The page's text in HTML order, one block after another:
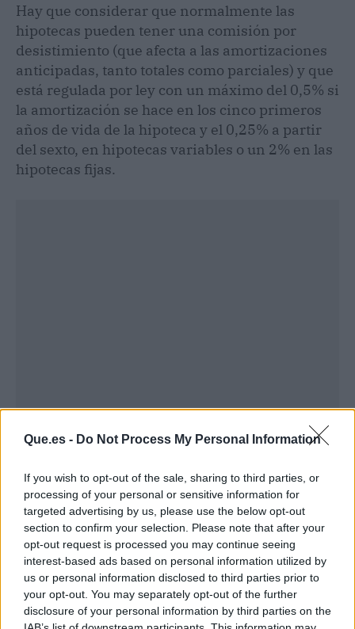
Que.es - Do Not Process My Personal Information
If you wish to opt-out of the sale, sharing to third parties, or
processing of your personal or sensitive information for
targeted advertising by us, please use the below opt-out
section to confirm your selection. Please note that after your
opt-out request is processed you may continue seeing
interest-based ads based on personal information utilized by
us or personal information disclosed to third parties prior to
your opt-out. You may separately opt-out of the further
disclosure of your personal information by third parties on the
Hay que considerar que normalmente las
hipotecas pueden tener una comisión por
desistimiento (que afecta a las amortizaciones
anticipadas, tanto totales como parciales) y que
está regulada por ley con un máximo del 0,5% si
la amortización se hace en los cinco primeros
años de vida de la hipoteca y el 0,25% a partir
del sexto, en hipotecas variables o un 2% en las
hipotecas fijas.
Publicidad